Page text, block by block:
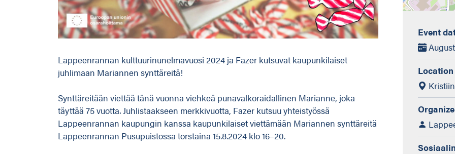
Lappeenrannan kulttuurinunelmavuosi 2024 ja Fazer kutsuvat kaupunkilaiset
juhlimaan Mariannen synttäreitä!
Synttäreitään viettää tänä vuonna viehkeä punavalkoraidallinen Marianne, joka
täyttää 75 vuotta. Juhlistaakseen merkkivuotta, Fazer kutsuu yhteistyössä
Lappeenrannan kaupungin kanssa kaupunkilaiset viettämään Mariannen synttäreitä
Lappeenrannan Pusupuistossa torstaina 15.8.2024 klo 16–20.
Event
Location